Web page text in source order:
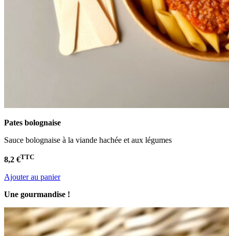
Pates bolognaise
Sauce bolognaise à la viande hachée et aux légumes
8,2 €TTC
Ajouter au panier
Une gourmandise !